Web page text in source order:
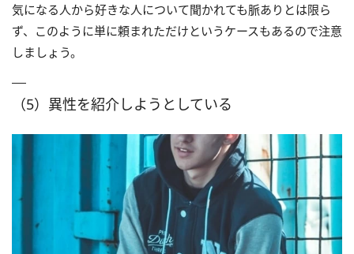
気になる人から好きな人について聞かれても脈ありとは限ら
ず、このように単に頼まれただけというケースもあるので注意
しましょう。
（5）異性を紹介しようとしている